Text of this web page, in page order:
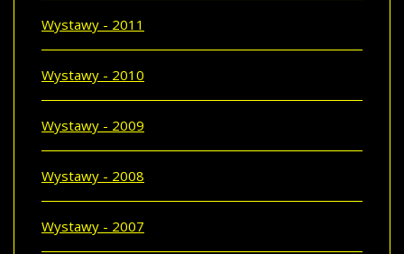
Wystawy - 2011
Wystawy - 2010
Wystawy - 2009
Wystawy - 2008
Wystawy - 2007